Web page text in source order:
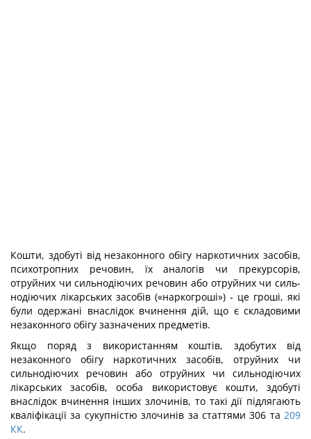
Кошти, здобуті від незаконного обігу наркотичних засобів,
психотропних речовин, їх аналогів чи прекурсорів,
отруйних чи сильнодіючих речовин або отруйних чи силь­
нодіючих лікарських засобів («наркогроші») - це гроші, які
були одержані внаслідок вчинення дій, що є складовими
незаконного обігу зазначених предметів.
Якщо поряд з використанням коштів, здобутих від
незаконного обігу наркотичних засобів, отруйних чи
сильнодіючих речовин або отруйних чи сильнодіючих
лікарських засобів, особа використовує кошти, здобуті
внаслідок вчинення інших злочинів, то такі дії підлягають
кваліфікації за сукупністю злочинів за статтями 306 та 209
КК.